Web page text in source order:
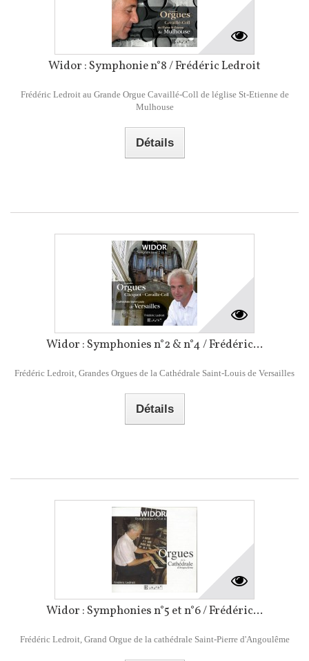
Widor : Symphonie n°8 / Frédéric Ledroit
Frédéric Ledroit au Grande Orgue Cavaillé-Coll de léglise St-Etienne de
Mulhouse
Détails
Widor : Symphonies n°2 & n°4 / Frédéric...
Frédéric Ledroit, Grandes Orgues de la Cathédrale Saint-Louis de Versailles
Détails
Widor : Symphonies n°5 et n°6 / Frédéric...
Frédéric Ledroit, Grand Orgue de la cathédrale Saint-Pierre d'Angoulême